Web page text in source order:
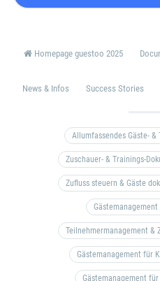
Homepage guestoo 2025
News & Infos Success Stories
Allumfassendes Gäste-
Gästemanagement für
Gästemanagement